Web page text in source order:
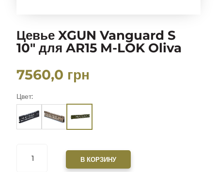
Цевье XGUN Vanguard S
10″ для AR15 M-LOK Oliva
7560,0 грн
Цвет:
ТОВАРА
В КОРЗИНУ